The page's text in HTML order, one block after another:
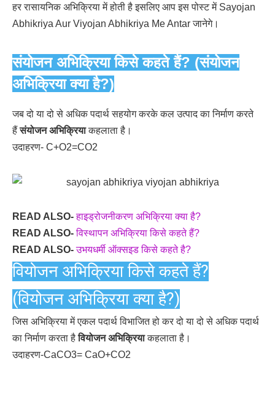
हर रासायनिक अभिक्रिया में होती है इसलिए आप इस पोस्ट में Sayojan
Abhikriya Aur Viyojan Abhikriya Me Antar जानेगे।
संयोजन अभिक्रिया किसे कहते हैं? (संयोजन
अभिक्रिया क्या है?)
जब दो या दो से अधिक पदार्थ सहयोग करके कल उत्पाद का निर्माण करते
हैंसंयोजन अभिक्रियाकहलाता है।
उदाहरण- C+O2=CO2
READ ALSO-हाइड्रोजनीकरण अभिक्रिया क्या है?
READ ALSO- विस्थापन अभिक्रिया किसे कहते हैं?
READ ALSO- उभयधर्मी ऑक्सइड किसे कहते है?
वियोजन अभिक्रिया किसे कहते हैं?
(वियोजन अभिक्रिया क्या है?)
जिस अभिक्रिया में एकल पदार्थ विभाजित हो कर दो या दो से अधिक पदार्थ
का निर्माण करता हैवियोजन अभिक्रियाकहलाता है।
उदाहरण-CaCO3= CaO+CO2